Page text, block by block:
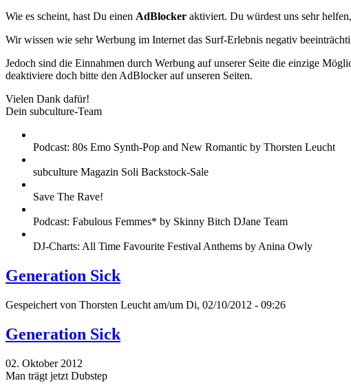
Wie es scheint, hast Du einen AdBlocker aktiviert. Du würdest uns sehr
Wir wissen wie sehr Werbung im Internet das Surf-Erlebnis negativ
Jedoch sind die Einnahmen durch Werbung auf unserer Seite die einzige
deaktiviere doch bitte den AdBlocker auf unseren Seiten.
Vielen Dank dafür!
Dein subculture-Team
Podcast: 80s Emo Synth-Pop and New Romantic by Thorsten Leucht
subculture Magazin Soli Backstock-Sale
Save The Rave!
Podcast: Fabulous Femmes* by Skinny Bitch DJane Team
DJ-Charts: All Time Favourite Festival Anthems by Anina Owly
Generation Sick
Gespeichert von Thorsten Leucht am/um Di, 02/10/2012 - 09:26
Generation Sick
02. Oktober 2012
Man trägt jetzt Dubstep